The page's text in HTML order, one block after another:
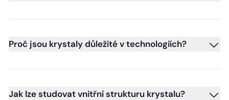
Proč jsou krystaly důležité v technologiích?
Jak lze studovat vnitřní strukturu krystalu?